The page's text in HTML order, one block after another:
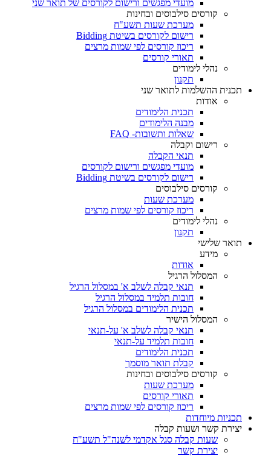
מועדי מפגשים ורישום לקורסים של תואר שני
קורסים סילבוסים ובחינות
מערכת שעות תשע"ח
רישום לקורסים בשיטת Bidding
ריכוז קורסים לפי שמות מרצים
תאורי קורסים
נהלי לימודים
תקנון
תכנית ההשלמות לתואר שני
אודות
תכנית הלימודים
מבנה הלימודים
שאלות ותשובות- FAQ
רישום וקבלה
תנאי הקבלה
מועדי מפגשים ורישום לקורסים
רישום לקורסים בשיטת Bidding
קורסים סילבוסים
מערכת שעות
ריכוז קורסים לפי שמות מרצים
נהלי לימודים
תקנון
תואר שלישי
מידע
אודות
המסלול הרגיל
תנאי קבלה לשלב א' במסלול הרגיל
חובות תלמיד במסלול הרגיל
תכנית הלימודים במסלול הרגיל
המסלול הישיר
תנאי קבלה לשלב א' על-תנאי
חובות תלמיד על-תנאי
תכנית הלימודים
קבלת תואר מוסמך
קורסים סילבוסים ובחינות
מערכת שעות
תאורי קורסים
ריכוז קורסים לפי שמות מרצים
תכניות מיוחדות
יצירת קשר ושעות קבלה
שעות קבלה סגל אקדמי לשנה"ל תשע"ח
יצירת קשר